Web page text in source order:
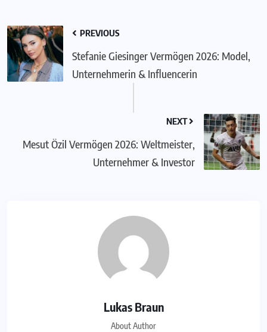
PREVIOUS
Stefanie Giesinger Vermögen 2026: Model,
Unternehmerin & Influencerin
NEXT
Mesut Özil Vermögen 2026: Weltmeister,
Unternehmer & Investor
Lukas Braun
About Author